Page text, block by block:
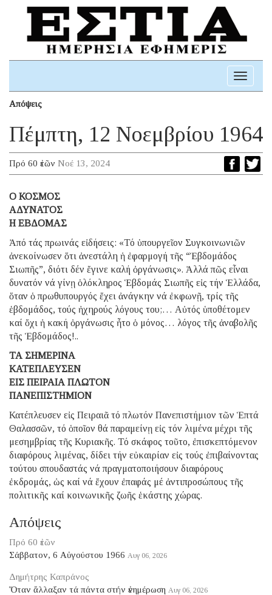
Toggle
Απόψεις
Πέμπτη, 12 Νοεμβρίου 1964
Πρό 60 ἐτῶν Νοέ 13, 2024
Ο ΚΟΣΜΟΣ
ΑΔΥΝΑΤΟΣ
Η ΕΒΔΟΜΑΣ
Ἀπό τάς πρωινάς εἰδήσεις: «Τό ὑπουργεῖον Συγκοινωνιῶν
ἀνεκοίνωσεν ὅτι ἀνεστάλη ἡ ἐφαρμογή τῆς “Ἑβδομάδος
Σιωπῆς”, διότι δέν ἔγινε καλή ὀργάνωσις». Ἀλλά πῶς εἶναι
δυνατόν νά γίνῃ ὁλόκληρος Ἑβδομάς Σιωπῆς εἰς τήν Ἑλλάδα,
ὅταν ὁ πρωθυπουργός ἔχει ἀνάγκην νά ἐκφωνῇ, τρίς τῆς
ἑβδομάδος, τούς ἠχηρούς λόγους του;… Αὐτός ὑποθέτομεν
καί ὄχι ἡ κακή ὀργάνωσις ἦτο ὁ μόνος… λόγος τῆς ἀναβολῆς
τῆς Ἑβδομάδος!..
ΤΑ ΣΗΜΕΡΙΝΑ
ΚΑΤΕΠΛΕΥΣΕΝ
ΕΙΣ ΠΕΙΡΑΙΑ ΠΛΩΤΟΝ
ΠΑΝΕΠΙΣΤΗΜΙΟΝ
Κατέπλευσεν εἰς Πειραιᾶ τό πλωτόν Πανεπιστήμιον τῶν Ἑπτά
Θαλασσῶν, τό ὁποῖον θά παραμείνῃ εἰς τόν λιμένα μέχρι τῆς
μεσημβρίας τῆς Κυριακῆς. Τό σκάφος τοῦτο, ἐπισκεπτόμενον
διαφόρους λιμένας, δίδει τήν εὐκαιρίαν εἰς τούς ἐπιβαίνοντας
τούτου σπουδαστάς νά πραγματοποιήσουν διαφόρους
ἐκδρομάς, ὡς καί νά ἔχουν ἐπαφάς μέ ἀντιπροσώπους τῆς
πολιτικῆς καί κοινωνικῆς ζωῆς ἑκάστης χώρας.
Απόψεις
Πρό 60 ἐτῶν
Σάββατον, 6 Αὐγούστου 1966 Αυγ 06, 2026
Δημήτρης Καπράνος
Ὅταν ἄλλαξαν τά πάντα στήν ἐνημέρωση Αυγ 06, 2026